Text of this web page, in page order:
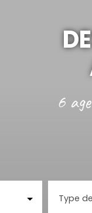
6
Type